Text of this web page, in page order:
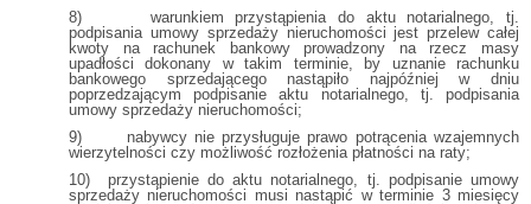
8) warunkiem przystąpienia do aktu notarialnego, tj.
podpisania umowy sprzedaży nieruchomości jest przelew całej
kwoty na rachunek bankowy prowadzony na rzecz masy
upadłości dokonany w takim terminie, by uznanie rachunku
bankowego sprzedającego nastąpiło najpóźniej w dniu
poprzedzającym podpisanie aktu notarialnego, tj. podpisania
umowy sprzedaży nieruchomości;
9) nabywcy nie przysługuje prawo potrącenia wzajemnych
wierzytelności czy możliwość rozłożenia płatności na raty;
10) przystąpienie do aktu notarialnego, tj. podpisanie umowy
sprzedaży nieruchomości musi nastąpić w terminie 3 miesięcy